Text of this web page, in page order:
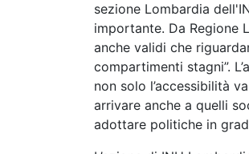
sezione Lombardia
importante. Da Regione
anche validi che
compartimenti stagni”.
non solo l’accessibilità
arrivare anche a quelli
adottare politiche in